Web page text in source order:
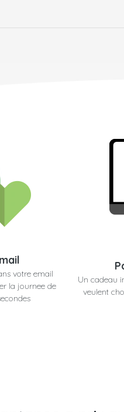
votre email
la journee de
Un cadeau
veulent